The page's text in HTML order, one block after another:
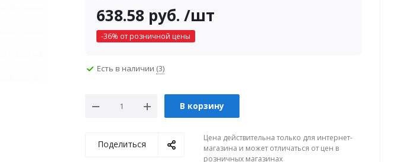
638.58 руб. /шт
-36% от розничной цены
Есть в наличии (3)
В корзину
Поделиться
Цена действительна только для интернет-
магазина и может отличаться от цен в
розничных магазинах